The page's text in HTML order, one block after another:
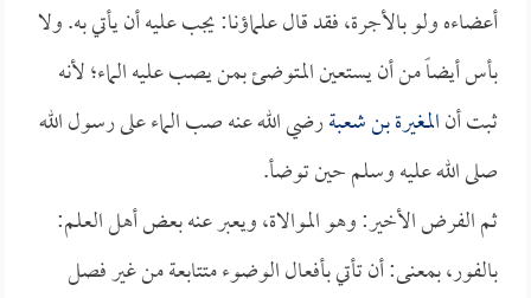
أعضاءه ولو بالأجرة، فقد قال علماؤنا: يجب عليه أن يأتي به. ولا
بأس أيضاً من أن يستعين المتوضئ بمن يصب عليه الماء؛ لأنه
ثبت أنالمغيرة بن شعبةرضي الله عنه صب الماء على رسول الله
صلى الله عليه وسلم حين توضأ.
ثم الفرض الأخير: وهو الموالاة، ويعبر عنه بعض أهل العلم:
بالفور، بمعنى: أن تأتي بأفعال الوضوء متتابعة من غير فصل